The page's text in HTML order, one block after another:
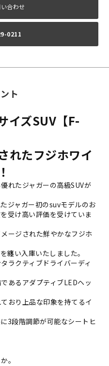
0211
ト
イズSUV【F-
れたフジホワイ
れたジャガーの高級SUVが
ジャガー初のsuvモデルのお
受け高い評価を受けていま
ージされた鮮やかなフジホ
纏い入庫いたしました。
ラクティブドライバーディ
あるアダプティブLEDヘッ
おり上品な印象を持てるイ
3段階調節が可能なシートヒ
。